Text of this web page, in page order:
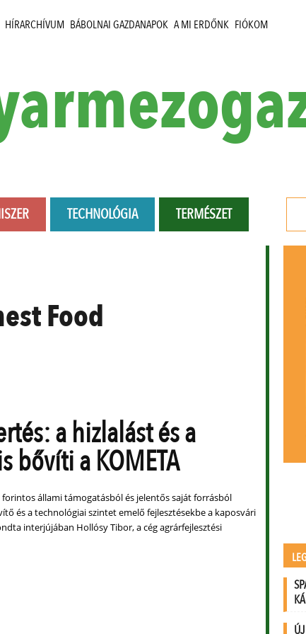
HÍRARCHÍVUM BÁBOLNAI GAZDANAPOK A MI ERDŐNK FIÓKOM
TECHNOLÓGIA TERMÉSZET
Food
a hizlalást és a
bővíti a KOMETA
állami támogatásból és jelentős saját forrásból
és a technológiai szintet emelő fejlesztésekbe a kaposvári
interjújában Hollósy Tibor, a cég agrárfejlesztési